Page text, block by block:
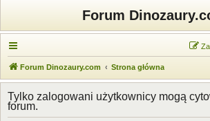
Forum
Forum Dinozaury.com Strona główna
Tylko zalogowani użytkownicy mogą
forum.